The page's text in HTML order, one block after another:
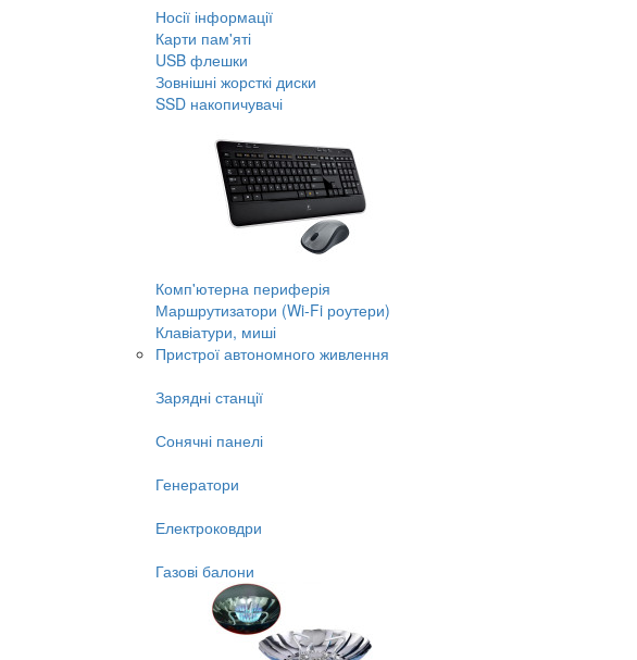
Носії інформації
Карти пам'яті
USB флешки
Зовнішні жорсткі диски
SSD накопичувачі
Комп'ютерна периферія
Маршрутизатори (Wi-Fi роутери)
Клавіатури, миші
Пристрої автономного живлення
Зарядні станції
Сонячні панелі
Генератори
Електроковдри
Газові балони